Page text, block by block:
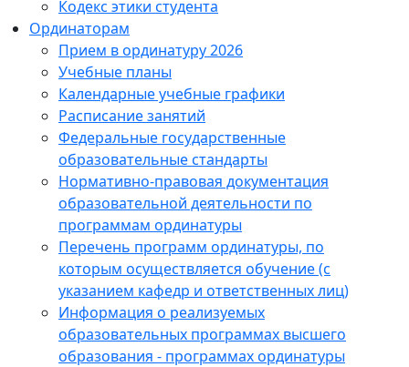
Кодекс этики студента
Ординаторам
Прием в ординатуру 2026
Учебные планы
Календарные учебные графики
Расписание занятий
Федеральные государственные
образовательные стандарты
Нормативно-правовая документация
образовательной деятельности по
программам ординатуры
Перечень программ ординатуры, по
которым осуществляется обучение (с
указанием кафедр и ответственных лиц)
Информация о реализуемых
образовательных программах высшего
образования - программах ординатуры